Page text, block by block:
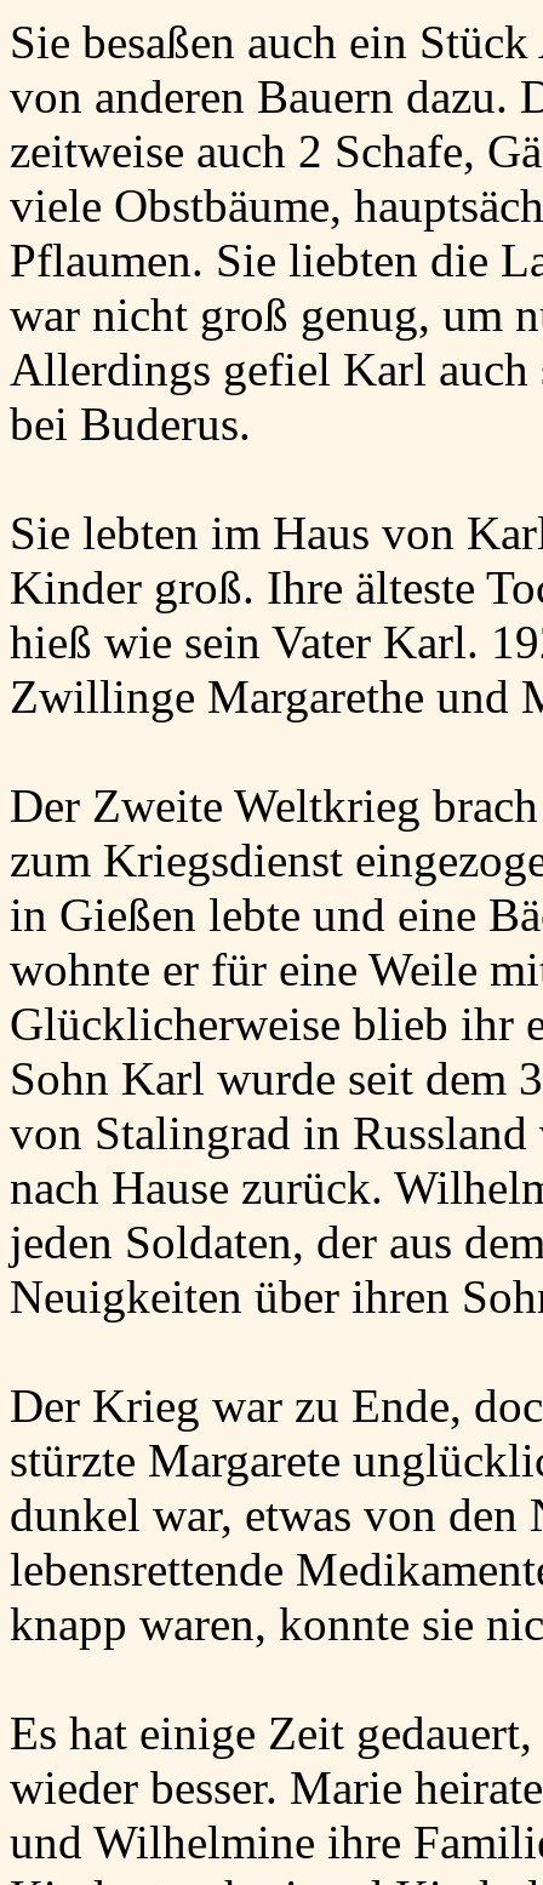
Sie besaßen auch ein
von anderen Bauern dazu.
zeitweise auch 2 Schafe,
viele Obstbäume,
Pflaumen. Sie liebten die
war nicht groß genug, um
Allerdings gefiel Karl auch
bei Buderus.
Sie lebten im Haus von
Kinder groß. Ihre älteste
hieß wie sein Vater Karl.
Zwillinge Margarethe und
Der Zweite Weltkrieg
zum Kriegsdienst
in Gießen lebte und eine
wohnte er für eine Weile
Glücklicherweise blieb ihr
Sohn Karl wurde seit dem
von Stalingrad in
nach Hause zurück.
jeden Soldaten, der aus
Neuigkeiten über ihren
Der Krieg war zu Ende,
stürzte Margarete
dunkel war, etwas von
lebensrettende
knapp waren, konnte sie
Es hat einige Zeit
wieder besser. Marie
und Wilhelmine ihre